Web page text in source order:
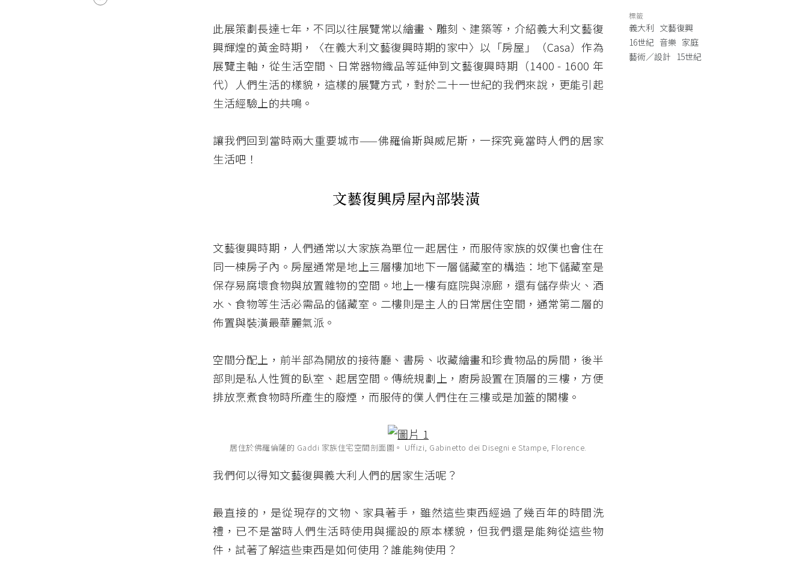
此展策劃長達七年，不同以往展覽常以繪畫、雕刻、建築等，介紹義大利文藝復
興輝煌的黃金時期，〈在義大利文藝復興時期的家中〉以「房屋」（Casa）作為
展覽主軸，從生活空間、日常器物織品等延伸到文藝復興時期（1400 - 1600 年
代）人們生活的樣貌，這樣的展覽方式，對於二十一世紀的我們來說，更能引起
生活經驗上的共鳴。
讓我們回到當時兩大重要城市——佛羅倫斯與威尼斯，一探究竟當時人們的居家
生活吧！
文藝復興房屋內部裝潢
文藝復興時期，人們通常以大家族為單位一起居住，而服侍家族的奴僕也會住在
同一棟房子內。房屋通常是地上三層樓加地下一層儲藏室的構造：地下儲藏室是
保存易腐壞食物與放置雜物的空間。地上一樓有庭院與涼廊，還有儲存柴火、酒
水、食物等生活必需品的儲藏室。二樓則是主人的日常居住空間，通常第二層的
佈置與裝潢最華麗氣派。
空間分配上，前半部為開放的接待廳、書房、收藏繪畫和珍貴物品的房間，後半
部則是私人性質的臥室、起居空間。傳統規劃上，廚房設置在頂層的三樓，方便
排放烹煮食物時所產生的廢煙，而服侍的僕人們住在三樓或是加蓋的閣樓。
居住於佛羅倫薩的 Gaddi 家族住宅空間剖面圖。 Uffizi, Gabinetto dei Disegni e Stampe, Florence.
我們何以得知文藝復興義大利人們的居家生活呢？
最直接的，是從現存的文物、家具著手，雖然這些東西經過了幾百年的時間洗
禮，已不是當時人們生活時使用與擺設的原本樣貌，但我們還是能夠從這些物
件，試著了解這些東西是如何使用？誰能夠使用？
標籤
義大利 文藝復興
16世紀 音樂 家庭
藝術／設計 15世紀